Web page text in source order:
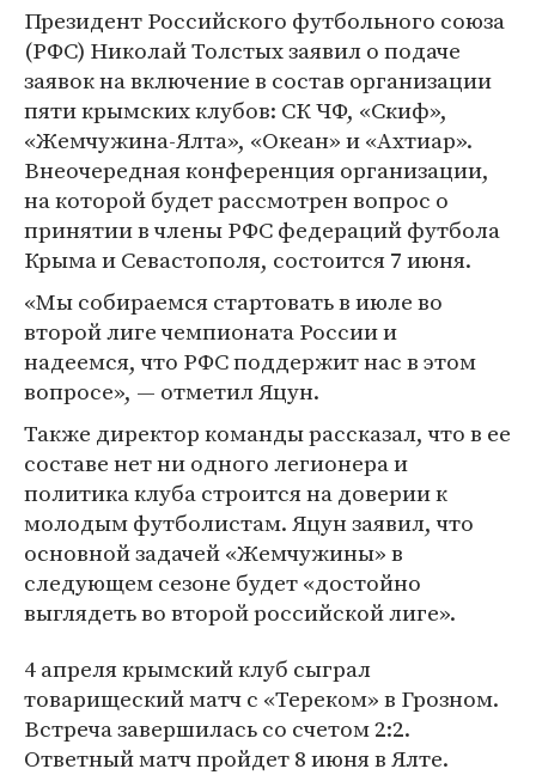
Президент Российского футбольного союза
(РФС) Николай Толстых заявил о подаче
заявок на включение в состав организации
пяти крымских клубов: СК ЧФ, «Скиф»,
«Жемчужина-Ялта», «Океан» и «Ахтиар».
Внеочередная конференция организации,
на которой будет рассмотрен вопрос о
принятии в члены РФС федераций футбола
Крыма и Севастополя, состоится 7 июня.
«Мы собираемся стартовать в июле во
второй лиге чемпионата России и
надеемся, что РФС поддержит нас в этом
вопросе», — отметил Яцун.
Также директор команды рассказал, что в ее
составе нет ни одного легионера и
политика клуба строится на доверии к
молодым футболистам. Яцун заявил, что
основной задачей «Жемчужины» в
следующем сезоне будет «достойно
выглядеть во второй российской лиге».
4 апреля крымский клуб сыграл
товарищеский матч с «Тереком» в Грозном.
Встреча завершилась со счетом 2:2.
Ответный матч пройдет 8 июня в Ялте.